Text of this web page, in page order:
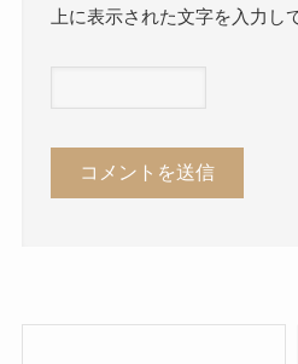
上に表示された文字を入力し